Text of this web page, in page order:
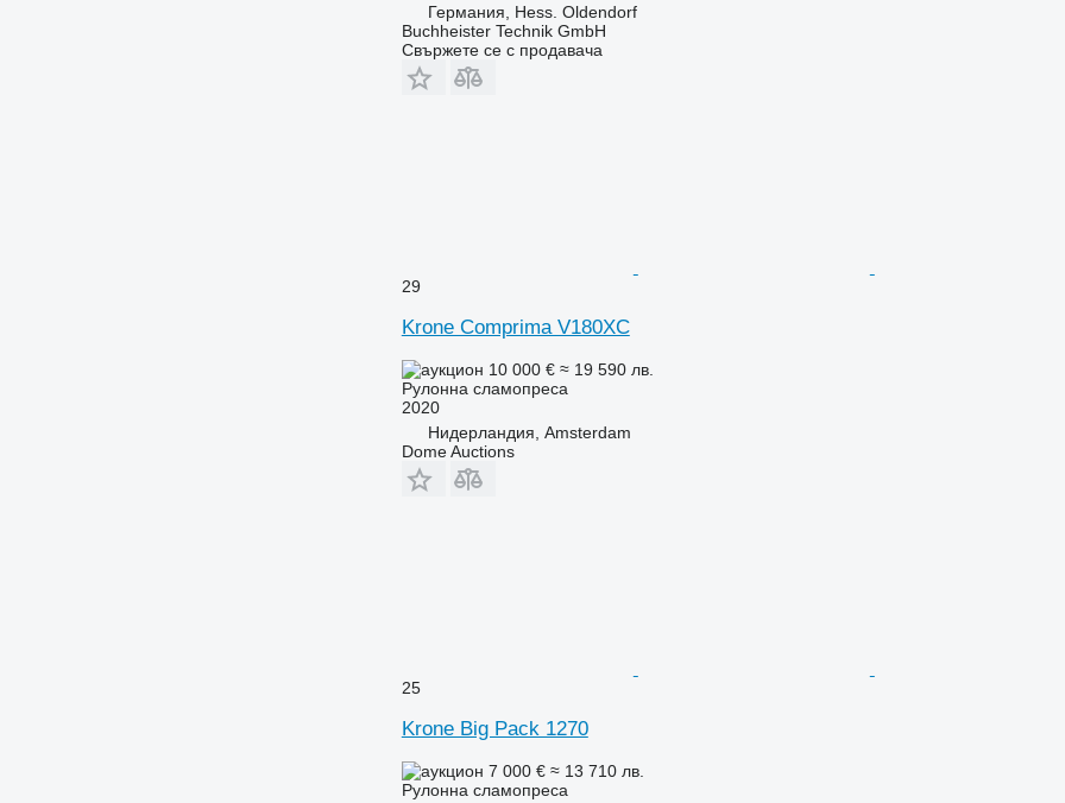
Германия, Hess. Oldendorf
Buchheister Technik GmbH
Свържете се с продавача
29
Krone Comprima V180XC
10 000 € ≈ 19 590 лв.
Рулонна сламопреса
2020
Нидерландия, Amsterdam
Dome Auctions
25
Krone Big Pack 1270
7 000 € ≈ 13 710 лв.
Рулонна сламопреса